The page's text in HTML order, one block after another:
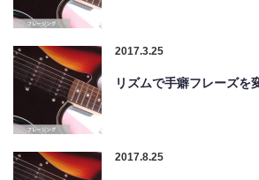
2017.3.25
リズムで手癖フレーズを
2017.8.25